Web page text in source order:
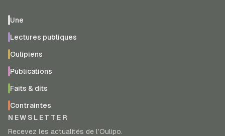
Une
Lectures publiques
Oulipiens
Publications
Faits & dits
Contraintes
NEWSLETTER
Recevez les actualités de l’Oulipo.